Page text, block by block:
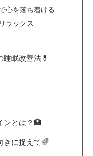
心を落ち着ける
ラックス
睡眠改善法💊
ンとは？🏥
きに捉えて🌈